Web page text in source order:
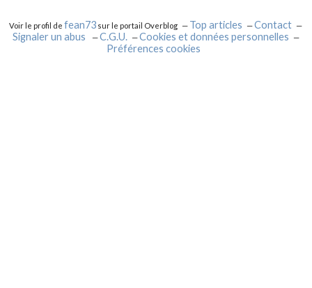
Voir le profil defean73 sur le portail Overblog Top articles
Contact
Signaler un abus
C.G.U.
Cookies et données personnelles
Préférences cookies